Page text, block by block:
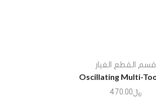
قسم القطع الغيار
Oscillating Multi-
﷼470.00